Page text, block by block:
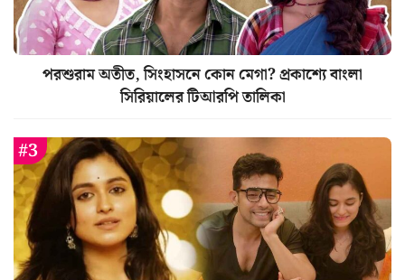
পরশুরাম অতীত, সিংহাসনে কোন মেগা? প্রকাশ্যে বাংলা
সিরিয়ালের টিআরপি তালিকা